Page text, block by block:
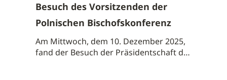
Besuch des Vorsitzenden der
Polnischen Bischofskonferenz
Am Mittwoch, dem 10. Dezember 2025,
fand der Besuch der Präsidentschaft der